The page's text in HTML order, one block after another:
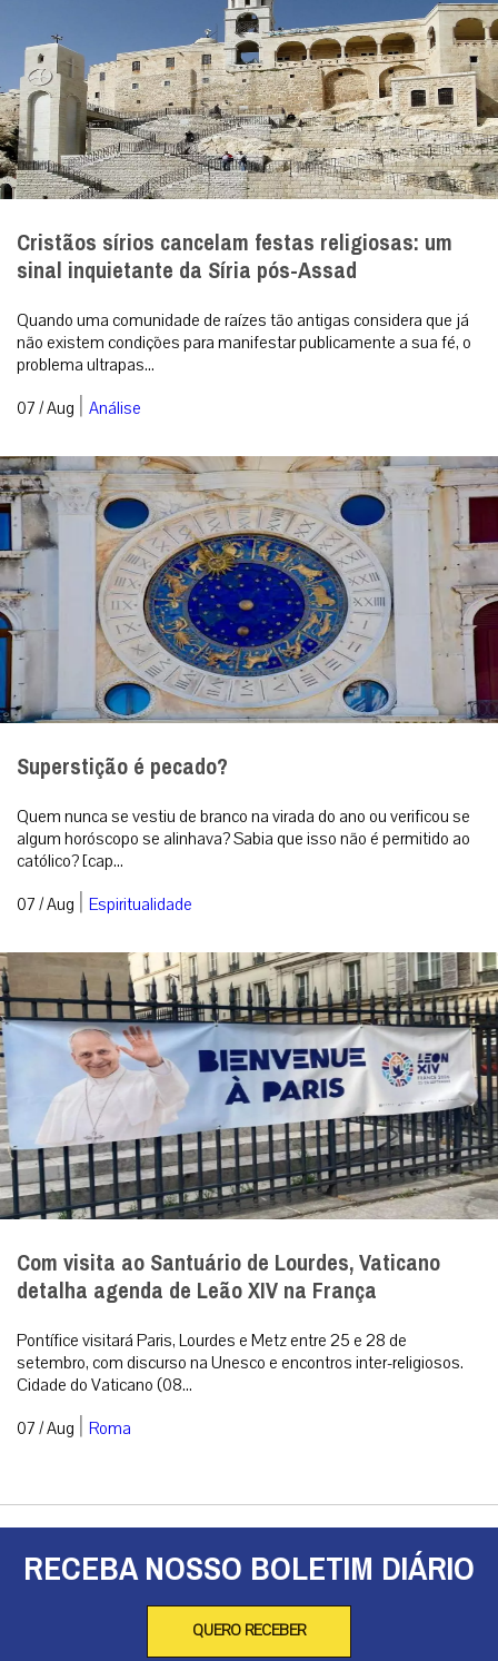
Cristãos sírios cancelam festas religiosas: um
sinal inquietante da Síria pós-Assad
Quando uma comunidade de raízes tão antigas considera que já
não existem condições para manifestar publicamente a sua fé, o
problema ultrapas...
07 / Aug | Análise
Superstição é pecado?
Quem nunca se vestiu de branco na virada do ano ou verificou se
algum horóscopo se alinhava? Sabia que isso não é permitido ao
católico? [cap...
07 / Aug | Espiritualidade
Com visita ao Santuário de Lourdes, Vaticano
detalha agenda de Leão XIV na França
Pontífice visitará Paris, Lourdes e Metz entre 25 e 28 de
setembro, com discurso na Unesco e encontros inter-religiosos.
Cidade do Vaticano (08...
07 / Aug | Roma
RECEBA NOSSO BOLETIM DIÁRIO
QUERO RECEBER